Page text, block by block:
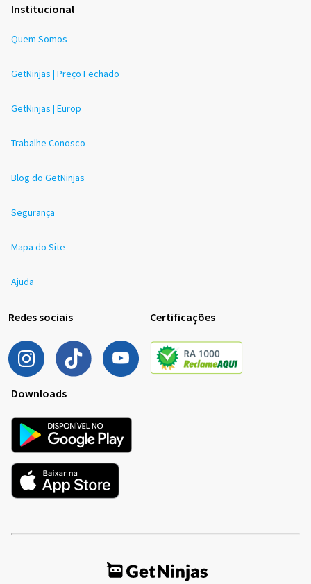
Institucional
Quem Somos
GetNinjas | Preço Fechado
GetNinjas | Europ
Trabalhe Conosco
Blog do GetNinjas
Segurança
Mapa do Site
Ajuda
Redes sociais Certificações
Downloads